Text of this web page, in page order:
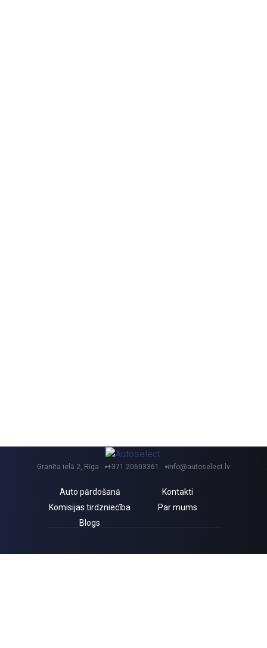
Granīta ielā 2, Rīga +371 20603361 info@autoselect.lv
Auto pārdošanā
Kontakti
Komisijas tirdzniecība
Par mums
Blogs